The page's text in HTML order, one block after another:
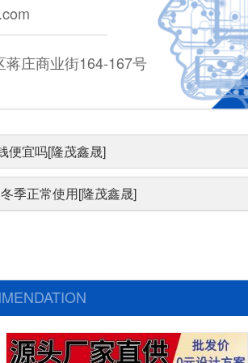
庄商业街164-167号
便宜吗[隆茂鑫晟]
季正常使用[隆茂鑫晟]